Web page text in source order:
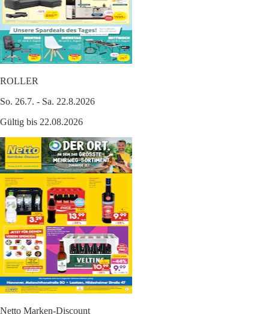
ROLLER
So. 26.7. - Sa. 22.8.2026
Gültig bis 22.08.2026
Netto Marken-Discount